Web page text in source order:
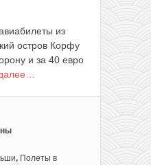
из
остров Корфу
и за 40 евро
, Полеты в